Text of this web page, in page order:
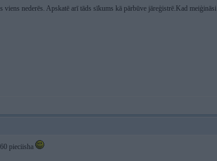
viens nederēs. Apskatē arī tāds sīkums kā pārbūve jāreģistrē.Kad meiģināsi
pieciisha